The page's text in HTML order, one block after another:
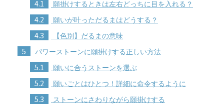
4.1 願掛けするときは左右どっちに目を入れる？
4.2 願いが叶っただるまはどうする？
4.3 【色別】だるまの意味
5 パワーストーンに願掛けする正しい方法
5.1 願いに合うストーンを選ぶ
5.2 願いごとはひとつ！詳細に命令するように
5.3 ストーンにさわりながら願掛けする